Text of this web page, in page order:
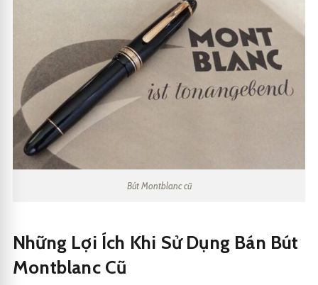
Làm thế nào để vệ sinh bút Montblanc cũ?
Bút Montblanc cũ
Những Lợi Ích Khi Sử Dụng Bán Bút
Montblanc Cũ